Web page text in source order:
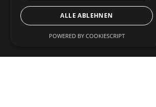
ALLE ABLEHNEN
POWERED BY COOKIESCRIPT